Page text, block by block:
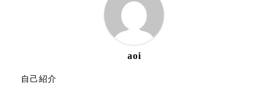
aoi
自己紹介